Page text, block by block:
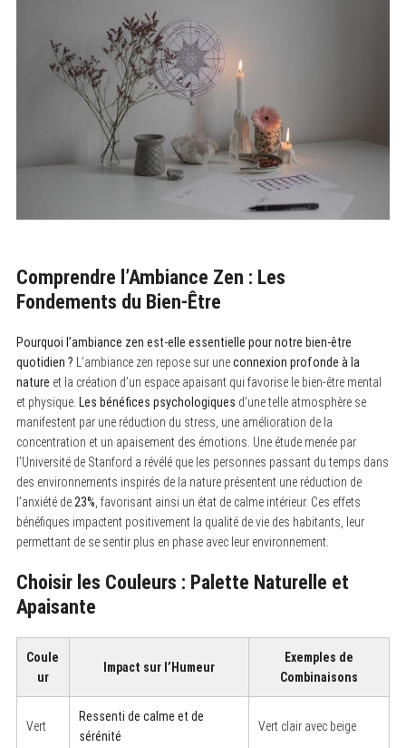
Comprendre l’Ambiance Zen : Les
Fondements du Bien-Être
Pourquoi l’ambiance zen est-elle essentielle pour notre bien-être
quotidien ? L’ambiance zen repose sur uneconnexion profonde à la
nature et la création d’un espace apaisant qui favorise le bien-être mental
et physique. Les bénéfices psychologiques d’une telle atmosphère se
manifestent par une réduction du stress, une amélioration de la
concentration et un apaisement des émotions. Une étude menée par
l’Université de Stanford a révélé que les personnes passant du temps dans
des environnements inspirés de la nature présentent une réduction de
l’anxiété de 23% , favorisant ainsi un état de calme intérieur. Ces effets
bénéfiques impactent positivement la qualité de vie des habitants, leur
permettant de se sentir plus en phase avec leur environnement.
Choisir les Couleurs : Palette Naturelle et
Apaisante
Coule
ur
Impact sur l’Humeur
Exemples de
Combinaisons
Vert
Ressenti de calme et de
sérénité
Vert clair avec beige